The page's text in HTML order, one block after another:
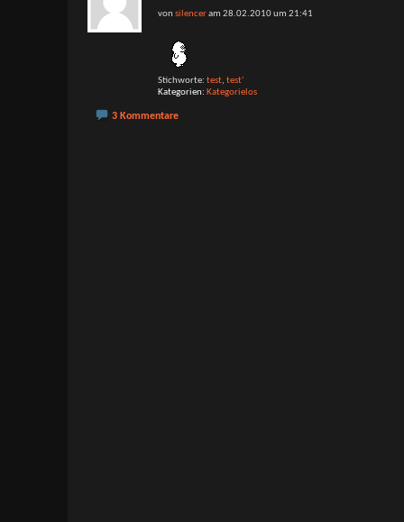
von silenceram 28.02.2010 um 21:41
Stichworte: test, test'
Kategorien Kategorielos
3 Kommentare